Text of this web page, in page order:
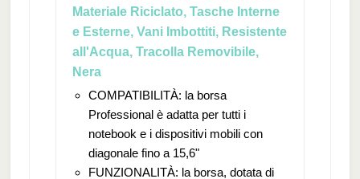
Materiale Riciclato, Tasche Interne
e Esterne, Vani Imbottiti, Resistente
all'Acqua, Tracolla Removibile,
Nera
COMPATIBILITÀ: la borsa
Professional è adatta per tutti i
notebook e i dispositivi mobili con
diagonale fino a 15,6"
FUNZIONALITÀ: la borsa, dotata di